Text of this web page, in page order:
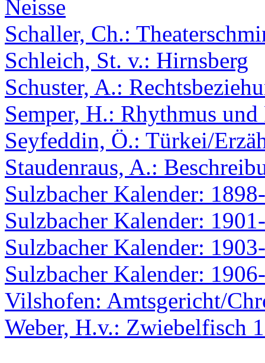
Neisse
Schaller, Ch.:
Schleich, St. v.: Hirnsberg
Schuster, A.:
Semper, H.: Rhythmus und
Seyfeddin, Ö.: Türkei/
Staudenraus, A.:
Sulzbacher Kalender:
Sulzbacher Kalender:
Sulzbacher Kalender:
Sulzbacher Kalender:
Vilshofen: Amtsgericht/
Weber, H.v.: Zwiebelfisch